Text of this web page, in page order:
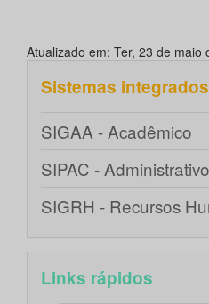
Atualizado em: Ter, 23 de maio
Sistemas integrados
SIGAA - Acadêmico
SIPAC - Administrativo
SIGRH - Recursos
Links rápidos